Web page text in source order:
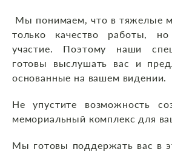
Мы понимаем, что в тяжелые
только качество работы, но
участие. Поэтому наши
готовы выслушать вас и
основанные на вашем видении.
Не упустите возможность
мемориальный комплекс для
Мы готовы поддержать вас в